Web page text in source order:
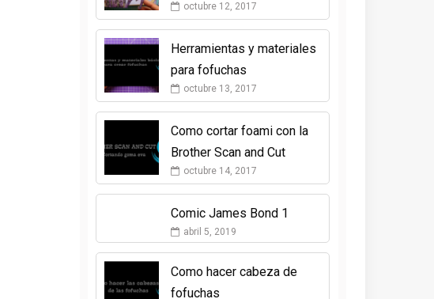
octubre 12, 2017
Herramientas y materiales
para fofuchas
octubre 13, 2017
Como cortar foami con la
Brother Scan and Cut
octubre 14, 2017
Comic James Bond 1
abril 5, 2019
Como hacer cabeza de
fofuchas